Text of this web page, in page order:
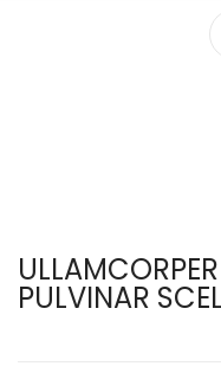
PULVINAR